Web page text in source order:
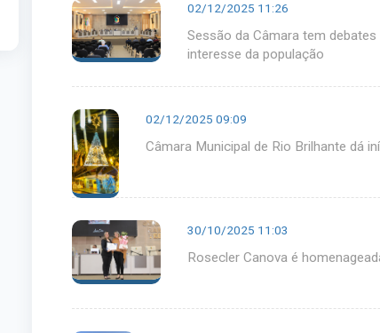
02/12/2025 11:26
Sessão da Câmara tem
interesse da população
02/12/2025 09:09
Câmara Municipal de Rio Brilhante dá
30/10/2025 11:03
Rosecler Canova é